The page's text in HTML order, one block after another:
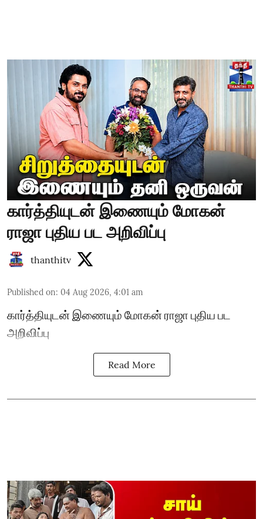
கார்த்தியுடன் இணையும் மோகன்
ராஜா புதிய பட அறிவிப்பு
thanthitv
Published on: 04 Aug 2026, 4:01 am
கார்த்தியுடன் இணையும் மோகன் ராஜா புதிய பட
அறிவிப்பு
Read More